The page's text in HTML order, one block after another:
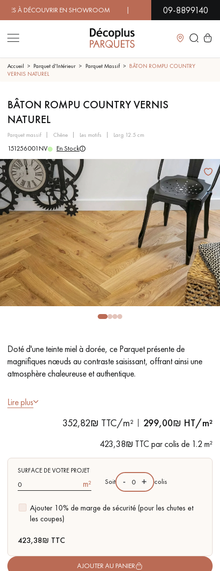
EN SHOWROOM | DISPONIBILITÉ09-8899140
Fermer
PARQUET MASSIF
SOL PLAQUÉ BOIS VERITABLES
TRADITIONNELS
PARQUET EN BOIS EXOTIQUE PARQUET VERNIS
PARQUET HUILÉ PARQUET EN BOIS BRUT
PARQUET VIEILLI PARQUET EN CHÊNE FUMÉ
PARQUET LAMES LARGES XXL PARQUET EN CHÊNE
ACCESSOIRES PARQUET
D'INTÉRIEUR
09-8899140
Nos experts sont à votre disposition pour vous guider pas à
pas dans le choix et la pose de votre parquet.
Un expert Décoplus Parquets vous appelle
Accueil Parquet d'Intérieur Parquet Massif
BÂTON ROMPU COUNTRY
VERNIS NATUREL
BÂTON ROMPU COUNTRY VERNIS
NATUREL
parquet massif chêne les motifs larg 12.5 cm
151256001NV En Stock
Doté d'une teinte miel à dorée, ce Parquet présente de
magnifiques nœuds au contraste saisissant, offrant ainsi une
atmosphère chaleureuse et authentique.
- Lames Largeur généreuse 12.5 cm
- Vernis naturel mat
- Brossé, Chanfreins des 4 côtés
Lire plus
352,82₪ TTC/m² 299,00₪ HT/m²
423,38₪ TTC par colis de 1.2 m²
SURFACE DE VOTRE PROJET
m²
Ajouter 10% de marge de sécurité (pour les chutes et
les coupes)
Soit - + colis
423,38₪ TTC
AJOUTER AU PANIER